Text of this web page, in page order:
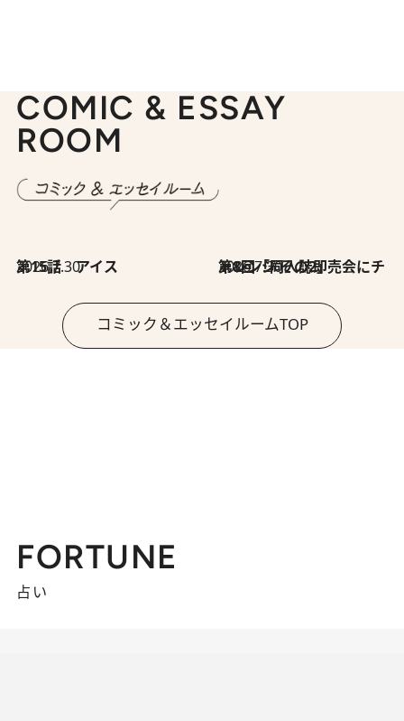
COMIC & ESSAY
ROOM
2026.7.30
第15話 アイス 2026.7.30
第8回「同人誌即売会にチャレンジ その2」
コミック＆エッセイルームTOP
FORTUNE
占い